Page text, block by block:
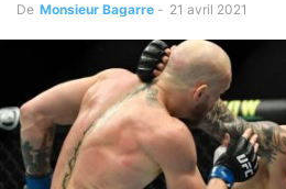
De Monsieur Bagarre - 21 avril 2021